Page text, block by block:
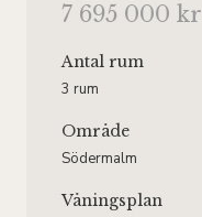
7 695 000 kr
Antal rum
3 rum
Område
Södermalm
Våningsplan